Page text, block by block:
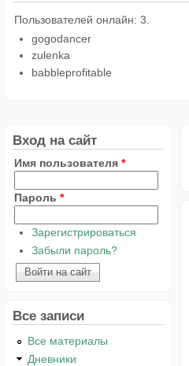
Пользователей онлайн: 3.
gogodancer
zulenka
babbleprofitable
Вход на сайт
Имя пользователя *
Пароль *
Зарегистрироваться
Забыли пароль?
Все записи
Все материалы
Дневники